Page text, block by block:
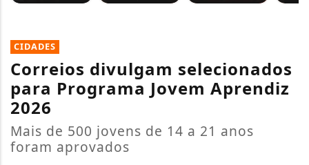
CIDADES
Correios divulgam selecionados
para Programa Jovem Aprendiz
2026
Mais de 500 jovens de 14 a 21 anos
foram aprovados